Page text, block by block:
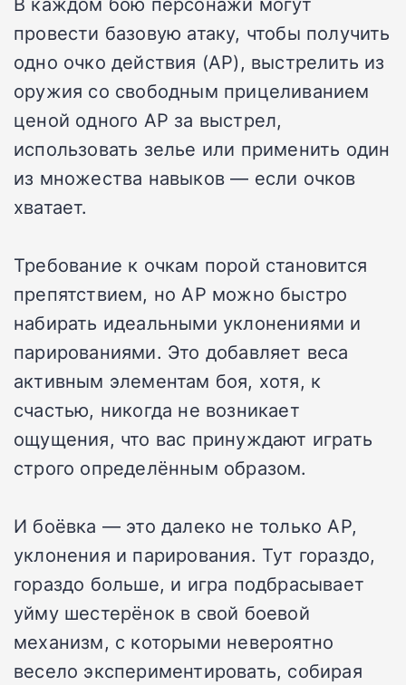
провести базовую атаку, чтобы получить
одно очко действия (AP), выстрелить из
оружия со свободным прицеливанием
ценой одного AP за выстрел,
использовать зелье или применить один
из множества навыков — если очков
хватает.
Требование к очкам порой становится
препятствием, но AP можно быстро
набирать идеальными уклонениями и
парированиями. Это добавляет веса
активным элементам боя, хотя, к
счастью, никогда не возникает
ощущения, что вас принуждают играть
строго определённым образом.
И боёвка — это далеко не только AP,
уклонения и парирования. Тут гораздо,
гораздо больше, и игра подбрасывает
уйму шестерёнок в свой боевой
механизм, с которыми невероятно
весело экспериментировать, собирая